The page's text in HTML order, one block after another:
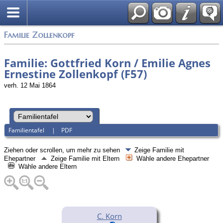
Familie Zollenkopf
Familie: Gottfried Korn / Emilie Agnes
Ernestine Zollenkopf (F57)
verh. 12 Mai 1864
Familientafel | PDF
Ziehen oder scrollen, um mehr zu sehen
Zeige Familie mit
Ehepartner
Zeige Familie mit Eltern
Wähle andere Ehepartner
Wähle andere Eltern
C. Korn